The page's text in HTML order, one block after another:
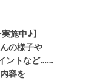
施中♪】
の様子や
ントなど……
容を